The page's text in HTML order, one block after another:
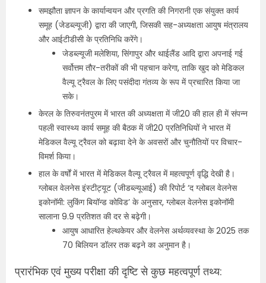
समझौता ज्ञापन के कार्यान्वयन और प्रगति की निगरानी एक संयुक्त कार्य
समूह (जेडब्ल्यूजी) द्वारा की जाएगी, जिसकी सह-अध्यक्षता आयुष मंत्रालय
और आईटीडीसी के प्रतिनिधि करेंगे।
जेडब्ल्यूजी मलेशिया, सिंगापुर और थाईलैंड आदि द्वारा अपनाई गई
सर्वोत्तम तौर-तरीकों की भी पहचान करेगा, ताकि खुद को मेडिकल
वैल्यू ट्रैवल के लिए पसंदीदा गंतव्य के रूप में प्रचारित किया जा
सके।
केरल के तिरुवनंतपुरम में भारत की अध्यक्षता में जी20 की हाल ही में संपन्न
पहली स्वास्थ्य कार्य समूह की बैठक में जी20 प्रतिनिधियों ने भारत में
मेडिकल वैल्यू ट्रैवल को बढ़ावा देने के अवसरों और चुनौतियों पर विचार-
विमर्श किया।
हाल के वर्षों में भारत में मेडिकल वैल्यू ट्रैवल में महत्वपूर्ण वृद्धि देखी है।
ग्लोबल वेलनेस इंस्टीट्यूट (जीडब्ल्यूआई) की रिपोर्ट ‘द ग्लोबल वेलनेस
इकोनॉमी: लुकिंग बियॉन्ड कोविड’ के अनुसार, ग्लोबल वेलनेस इकोनॉमी
सालाना 9.9 प्रतिशत की दर से बढ़ेगी।
आयुष आधारित हेल्थकेयर और वेलनेस अर्थव्यवस्था के 2025 तक
70 बिलियन डॉलर तक बढ़ने का अनुमान है।
प्रारंभिक एवं मुख्य परीक्षा की दृष्टि से कुछ महत्वपूर्ण तथ्य: